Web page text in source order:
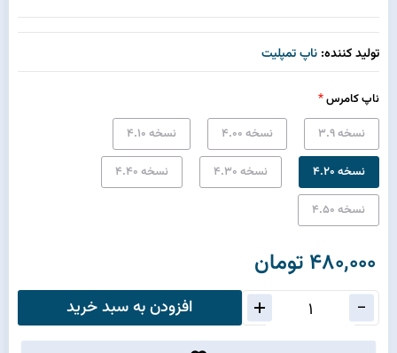
تولید کننده: ناپ تمپلیت
ناپ کامرس*
نسخه 3.9 نسخه 4.00 نسخه 4.10
نسخه 4.20 نسخه 4.30 نسخه 4.40
نسخه 4.50
480,000 تومان
افزودن به سبد خرید